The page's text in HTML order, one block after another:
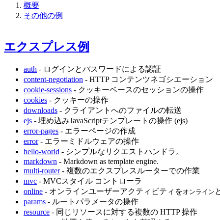
エクスプレス例
auth - ログインとパスワードによる認証
content-negotiation - HTTP コンテンツネゴシエーション
cookie-sessions - クッキーベースのセッションの操作
cookies - クッキーの操作
downloads - クライアントへのファイルの転送
ejs - 埋め込みJavaScriptテンプレートの操作 (ejs)
error-pages - エラーページの作成
error- エラーミドルウェアの操作
hello-world - シンプルなリクエストハンドラ。
markdown - Markdown as template engine.
multi-router- 複数のエクスプレスルーターでの作業
mvc - MVCスタイル コントローラ
online - オンラインユーザーアクティビティをオンライン
params - ルートパラメータの操作
resource - 同じリソースに対する複数の HTTP 操作
概要
その他の例